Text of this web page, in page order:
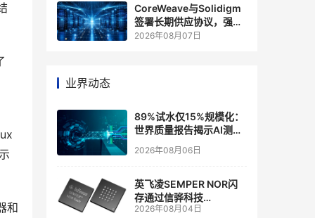
和
CoreWeave与Solidigm
签署长期供应协议，强化
一体化人工智能云平台
2026年08月07日
业界动态
89%试水仅15%规模化：
世界质量报告揭示AI测
试"落地鸿沟"
2026年08月06日
英飞凌SEMPER NOR闪
存通过信骅科技
AST2700 BMC认证，全
2026年08月04日